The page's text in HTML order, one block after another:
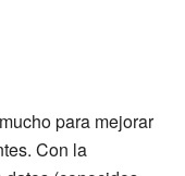
para mejorar
Con la